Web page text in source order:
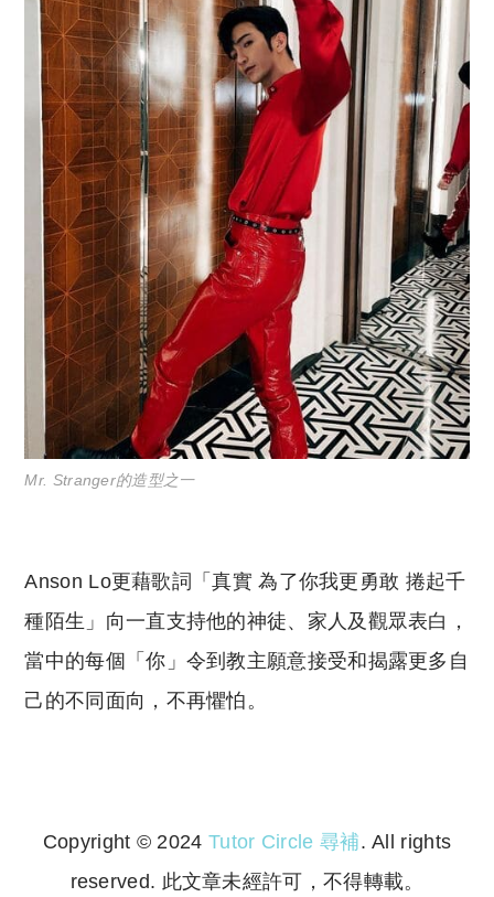
Mr. Stranger的造型之一
Anson Lo更藉歌詞「真實 為了你我更勇敢 捲起千
種陌生」向一直支持他的神徒、家人及觀眾表白，
當中的每個「你」令到教主願意接受和揭露更多自
己的不同面向，不再懼怕。
Copyright © 2024 Tutor Circle 尋補. All rights
reserved. 此文章未經許可，不得轉載。